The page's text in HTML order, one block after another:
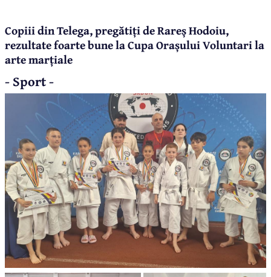
Copiii din Telega, pregătiți de Rareș Hodoiu,
rezultate foarte bune la Cupa Orașului Voluntari la
arte marțiale
- Sport -